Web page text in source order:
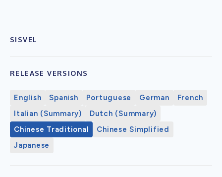
SISVEL
RELEASE VERSIONS
English Spanish Portuguese German
French
Italian (Summary)
Dutch (Summary)
Chinese Traditional
Chinese Simplified
Japanese